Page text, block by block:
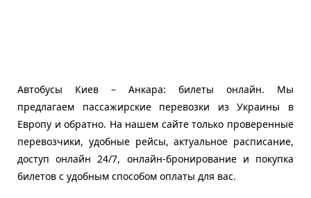
Автобусы Киев – Анкара: билеты онлайн. Мы
предлагаем пассажирские перевозки из Украины в
Европу и обратно. На нашем сайте только проверенные
перевозчики, удобные рейсы, актуальное расписание,
доступ онлайн 24/7, онлайн-бронирование и покупка
билетов с удобным способом оплаты для вас.